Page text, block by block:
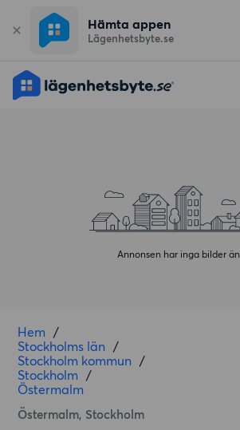
Hämta appen
Lägenhetsbyte.se
Annonsen har inga bilder än
Hem /
Stockholms län /
Stockholm kommun /
Stockholm /
Östermalm
Östermalm, Stockholm